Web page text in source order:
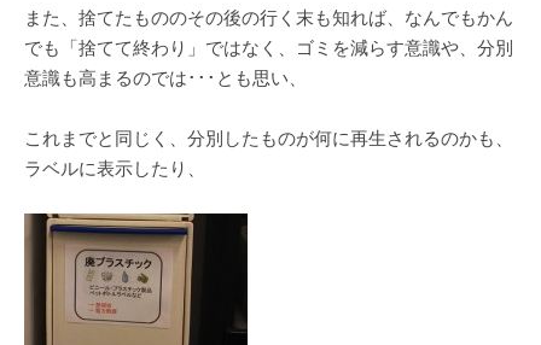
また、捨てたもののその後の行く末も知れば、なんでもかん
でも「捨てて終わり」ではなく、ゴミを減らす意識や、分別
意識も高まるのでは･･･とも思い、
これまでと同じく、分別したものが何に再生されるのかも、
ラベルに表示したり、